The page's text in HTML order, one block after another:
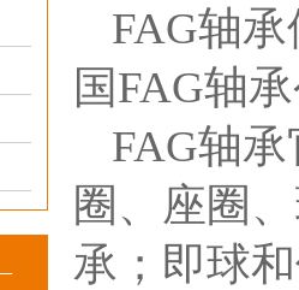
FAG轴
国FAG轴
FAG轴
圈、座圈
承；即球